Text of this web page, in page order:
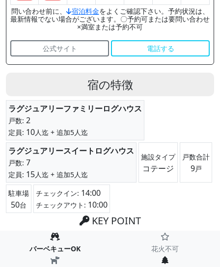
問い合わせ前に、 宿泊料金をよくご確認下さい。予約状況は、
最新情報でない場合がございます。〇予約可または要問い合わせ
×満室または予約不可
公式サイト 電話する
宿の特徴
ラグジュアリーファミリーログハウス
戸数: 2
定員: 10人迄 + 追加5人迄
ラグジュアリースイートログハウス
戸数: 7
定員: 15人迄 + 追加5人迄
施設タイプ
コテージ
戸数合計
9戸
駐車場
50台
チェックイン: 14:00
チェックアウト: 10:00
KEY POINT
バーベキューOK 花火不可